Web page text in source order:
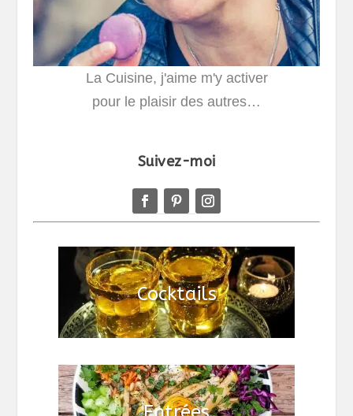
La Cuisine, j'aime m'y activer
pour le plaisir des autres…
Suivez-moi